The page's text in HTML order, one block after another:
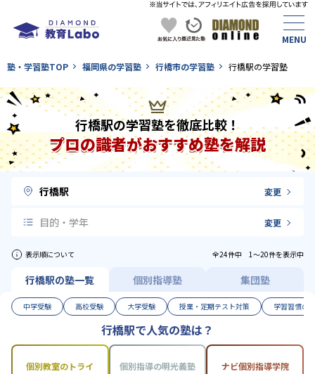
塾・学習塾TOP 福岡県の学習塾 行橋市の学習塾 行橋駅の学習塾
行橋駅の学習塾を徹底比較！
プロの識者がおすすめ塾を解説
行橋駅 変更
目的・学年 変更
表示順について 全24件中 1〜20件を表示中
行橋駅の塾一覧 個別指導塾 集団塾
中学受験 高校受験 大学受験 授業・定期テスト対策 学習習慣の
行橋駅で人気の塾は？
個別教室のトライ 個別指導の明光義塾 ナビ個別指導学院